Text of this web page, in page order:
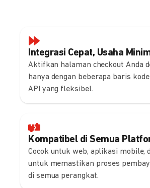
Integrasi Cepat, Usaha
Aktifkan halaman checkout Anda
hanya dengan beberapa baris
API yang fleksibel.
Kompatibel di Semua
Cocok untuk web, aplikasi mobile,
untuk memastikan proses
di semua perangkat.